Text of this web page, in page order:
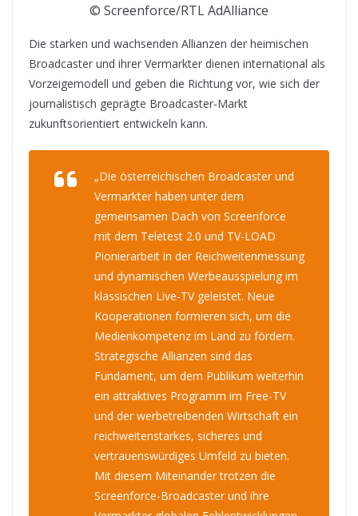
© Screenforce/RTL AdAlliance
Die starken und wachsenden Allianzen der heimischen
Broadcaster und ihrer Vermarkter dienen international als
Vorzeigemodell und geben die Richtung vor, wie sich der
journalistisch geprägte Broadcaster-Markt
zukunftsorientiert entwickeln kann.
„Die österreichischen Broadcaster und
Vermarkter haben unter dem
gemeinsamen Dach von Screenforce
mit dem Teletest 2.0 und TV-LOAD
Pionierarbeit in der Reichweitenmessung
und dynamischen Werbeausspielung im
klassischen Live-TV geleistet. Neue
Kooperationen formieren sich, um die
Medienkompetenz im Land zu fördern.
Strategische Allianzen sind das
Fundament, um dem Publikum weiterhin
ein attraktives Programm im Free-TV
und der werbetreibenden Wirtschaft ein
reichweitenstarkes, sicheres und
vertrauenswürdiges Umfeld zu bieten.
Mit diesem Miteinander trotzen die
Screenforce-Broadcaster und ihre